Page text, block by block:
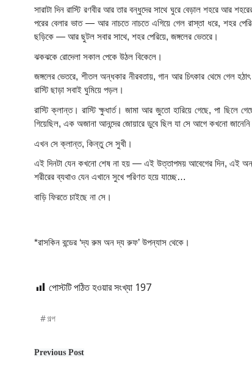
সারাটা দিন রাস্টি রণবীর আর তার বন্ধুদের সাথে ঘুরে বেড়াল শহরে আর
পরের বেলার ভাত — আর নাচতে নাচতে এগিয়ে গেল রাস্তা ধরে, শহর
ছড়িকে — আর ছুটল সবার সাথে, শহর পেরিয়ে, জঙ্গলের ভেতরে।
ঝকঝকে রোদেলা সকাল পেকে উঠল বিকেলে।
জঙ্গলের ভেতরে, শীতল অন্ধকার নীরবতায়, গান আর চিৎকার থেমে গেল
রাস্টি ছাড়া সবাই ঘুমিয়ে পড়ল।
রাস্টি ক্লান্ত। রাস্টি ক্ষুধার্ত। জামা আর জুতো হারিয়ে গেছে, পা ছিলে
গিয়েছিল, এক অজানা আনন্দের জোয়ারে ডুবে ছিল যা সে আগে কখনো
এখন সে ক্লান্ত, কিন্তু সে সুখী।
এই দিনটা যেন কখনো শেষ না হয় — এই উত্তাপময় আবেগের দিন, এই অন্য
শরীরের ব্যথাও যেন এখানে সুখে পরিণত হয়ে যাচ্ছে…
বাড়ি ফিরতে চাইছে না সে।
*রাসকিন বন্ডের ‘দ্য রুম অন দ্য রুফ’ উপন্যাস থেকে।
পোস্টটি পঠিত হওয়ার সংখ্যা 197
#গল্প
Previous Post